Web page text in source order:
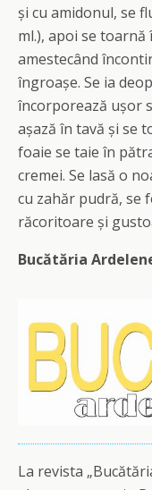
și cu amidonul, se
ml.), apoi se
amestecând
îngroașe. Se ia
încorporează ușor
așază în tavă și se
foaie se taie în
cremei. Se lasă o
cu zahăr pudră, se
răcoritoare și
Bucătăria
La revista